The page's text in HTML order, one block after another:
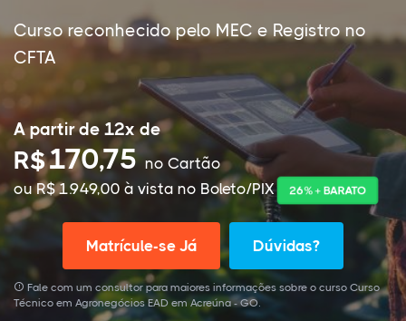
Curso reconhecido pelo MEC e Registro no
CFTA
A partir de 12x de
R$170,75no Cartão
ou R$ 1.949,00 à vista no Boleto/PIX
26% + BARATO
Matrícule-se Já Dúvidas?
Fale com um consultor para maiores informações sobre o curso Curso
Técnico em Agronegócios EAD em Acreúna - GO.